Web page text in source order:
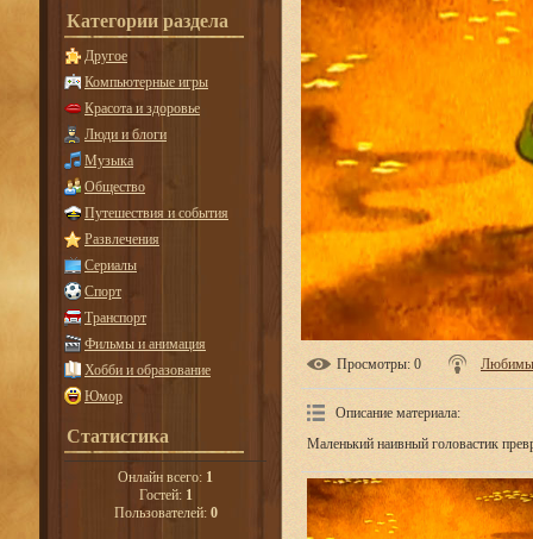
Категории раздела
Другое
Компьютерные игры
Красота и здоровье
Люди и блоги
Музыка
Общество
Путешествия и события
Развлечения
Сериалы
Спорт
Транспорт
Фильмы и анимация
Хобби и образование
Юмор
Статистика
Онлайн всего: 1
Гостей: 1
Пользователей: 0
Просмотры: 0
Описание материала:
Маленький наивный головастик